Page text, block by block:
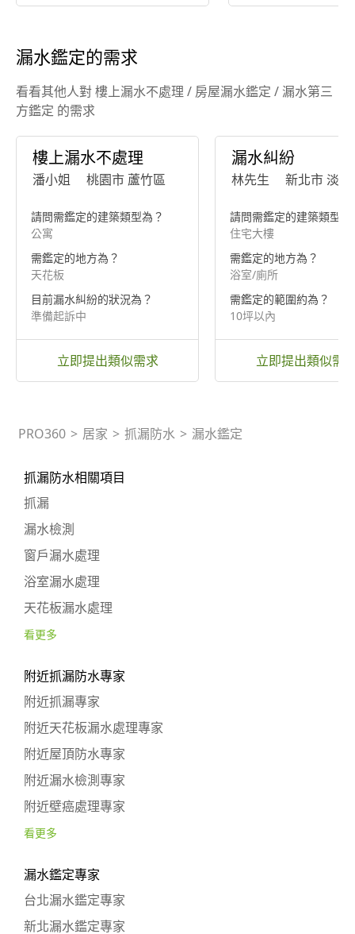
用詳解 用總整理
漏水鑑定的需求
看看其他人對 樓上漏水不處理 / 房屋漏水鑑定 / 漏水第三
方鑑定 的需求
樓上漏水不處理
潘小姐 桃園市 蘆竹區
請問需鑑定的建築類型為？
公寓
需鑑定的地方為？
天花板
目前漏水糾紛的狀況為？
準備起訴中
立即提出類似需求
漏水糾紛
林先生 新北市 淡水
請問需鑑定的建築類型為
住宅大樓
需鑑定的地方為？
浴室/廁所
需鑑定的範圍約為？
10坪以內
立即提出類似需
PRO360 > 居家 > 抓漏防水 > 漏水鑑定
抓漏防水相關項目
抓漏
漏水檢測
窗戶漏水處理
浴室漏水處理
天花板漏水處理
看更多
附近抓漏防水專家
附近抓漏專家
附近天花板漏水處理專家
附近屋頂防水專家
附近漏水檢測專家
附近壁癌處理專家
看更多
漏水鑑定專家
台北漏水鑑定專家
新北漏水鑑定專家